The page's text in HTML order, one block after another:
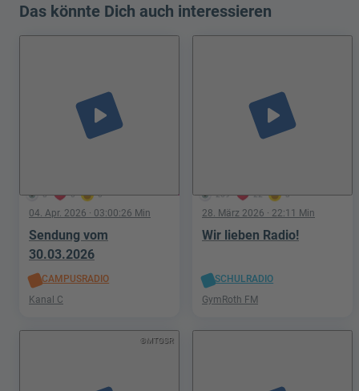
Das könnte Dich auch interessieren
8 0 0
play_arrow
04. Apr. 2026 · 03:00:26 Min
Sendung vom
30.03.2026
CAMPUSRADIO
Kanal C
269 22 3
play_arrow
28. März 2026 · 22:11 Min
Wir lieben Radio!
SCHULRADIO
GymRoth FM
©MTGSR